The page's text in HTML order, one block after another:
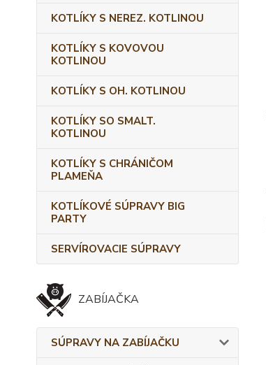
KOTLÍKY S NEREZ. KOTLINOU
KOTLÍKY S KOVOVOU
KOTLINOU
KOTLÍKY S OH. KOTLINOU
KOTLÍKY SO SMALT.
KOTLINOU
KOTLÍKY S CHRÁNIČOM
PLAMEŇA
KOTLÍKOVÉ SÚPRAVY BIG
PARTY
SERVÍROVACIE SÚPRAVY
ZABÍJAČKA
SÚPRAVY NA ZABÍJAČKU